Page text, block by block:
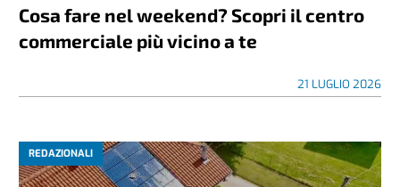
Cosa fare nel weekend? Scopri il centro
commerciale più vicino a te
21 LUGLIO 2026
REDAZIONALI